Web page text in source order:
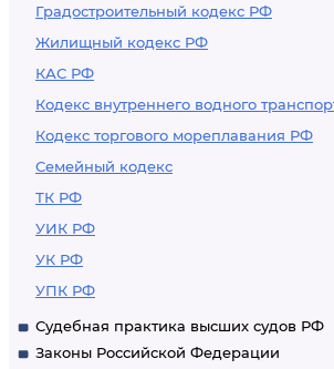
Градостроительный кодекс РФ
Жилищный кодекс РФ
КАС РФ
Кодекс внутреннего водного
Кодекс торгового мореплавания РФ
Семейный кодекс
ТК РФ
УИК РФ
УК РФ
УПК РФ
Судебная практика высших судов РФ
Законы Российской Федерации